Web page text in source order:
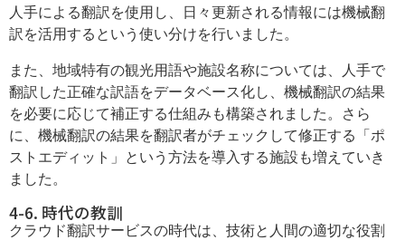
人手による翻訳を使用し、日々更新される情報には機械翻
訳を活用するという使い分けを行いました。
また、地域特有の観光用語や施設名称については、人手で
翻訳した正確な訳語をデータベース化し、機械翻訳の結果
を必要に応じて補正する仕組みも構築されました。さら
に、機械翻訳の結果を翻訳者がチェックして修正する「ポ
ストエディット」という方法を導入する施設も増えていき
ました。
4-6. 時代の教訓
クラウド翻訳サービスの時代は、技術と人間の適切な役割